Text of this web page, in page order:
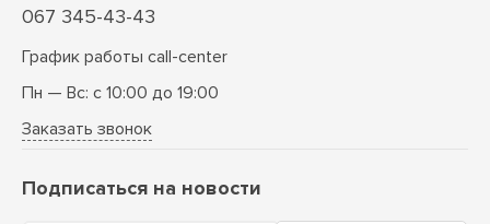
067 345-43-43
График работы call-center
Пн — Вс: с 10:00 до 19:00
Заказать звонок
Подписаться на новости